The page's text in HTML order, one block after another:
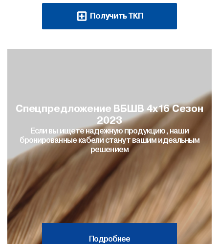
Получить ТКП
Спецпредложение ВБШВ 4х16 Сезон
2023
Если вы ищете надежную продукцию, наши
бронированные кабели станут вашим идеальным
решением
Подробнее